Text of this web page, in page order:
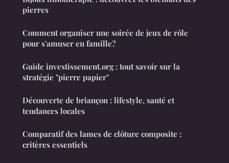
pierres
Comment organiser une soirée de jeux de rôle
pour s'amuser en famille?
Guide investissement.org : tout savoir sur la
stratégie "pierre papier"
Découverte de briançon : lifestyle, santé et
tendances locales
Comparatif des lames de clôture composite :
critères essentiels